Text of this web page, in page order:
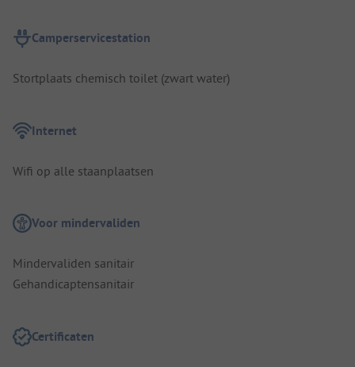
Camperservicestation
Stortplaats chemisch toilet (zwart water)
Internet
Wifi op alle staanplaatsen
Voor mindervaliden
Mindervaliden sanitair
Gehandicaptensanitair
Certificaten